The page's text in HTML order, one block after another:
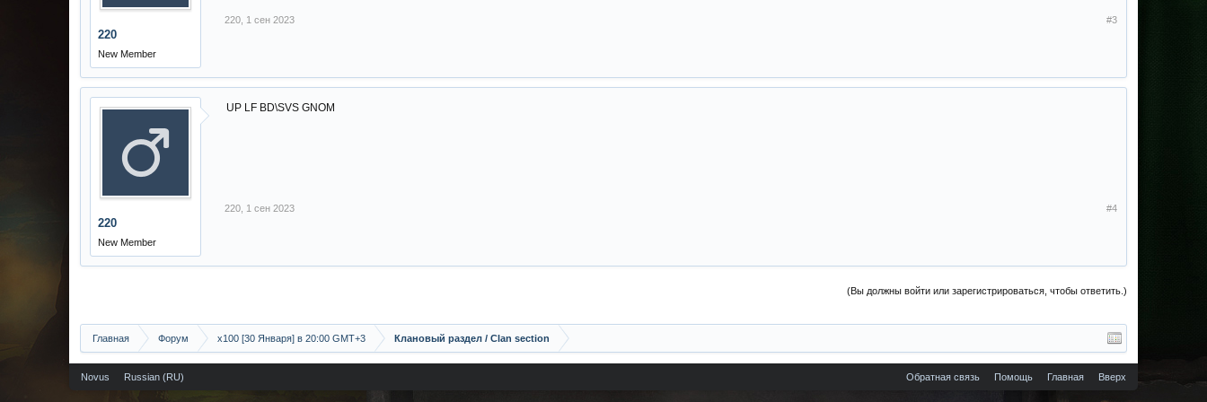
220
New Member
220 1 сен 2023 #3
220
New Member
UP LF BD\SVS GNOM
220 1 сен 2023 #4
(Вы должны войти или зарегистрироваться, чтобы ответить.)
Главная Форум х100 [30 Января] в 20:00 GMT+3 Клановый раздел / Сlan section
Novus Russian (RU) Обратная связь Помощь Главная Вверх